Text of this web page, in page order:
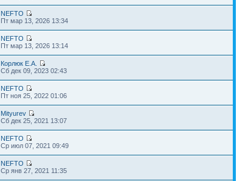
NEFTO
Пт мар 13, 2026 13:34
NEFTO
Пт мар 13, 2026 13:14
Корлюк Е.А.
Сб дек 09, 2023 02:43
NEFTO
Пт ноя 25, 2022 01:06
Mityurev
Сб дек 25, 2021 13:07
NEFTO
Ср июл 07, 2021 09:49
NEFTO
Ср янв 27, 2021 11:35